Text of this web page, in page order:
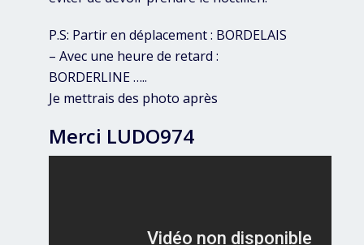
P.S: Partir en déplacement : BORDELAIS
– Avec une heure de retard :
BORDERLINE …..
Je mettrais des photo après
Merci LUDO974